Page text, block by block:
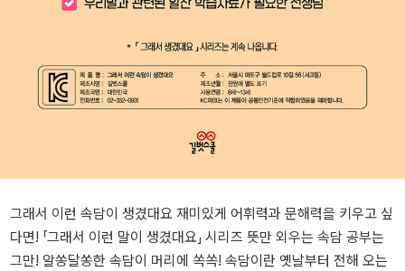
그래서 이런 속담이 생겼대요 재미있게 어휘력과 문해력을 키우고 싶
다면! 「그래서 이런 말이 생겼대요」 시리즈 뜻만 외우는 속담 공부는
그만! 알쏭달쏭한 속담이 머리에 쏙쏙! 속담이란 옛날부터 전해 오는